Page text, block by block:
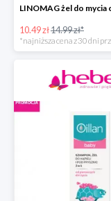
10.49 zł14.99 zł*